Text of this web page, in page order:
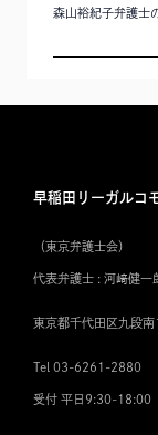
早稲田リーガルコ
（東京弁護士会）
代表弁護士 : 河﨑健一
東京都千代田区九段
Tel 03-6261-2880
受付 平日9:30-18:00